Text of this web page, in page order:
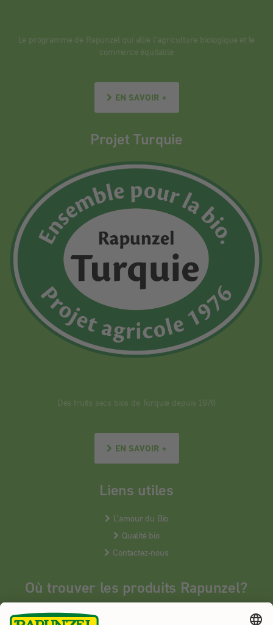
Le programme de Rapunzel qui allie l’agriculture biologique et le
commerce équitable
EN SAVOIR +
Projet Turquie
Des fruits secs bios de Turquie depuis 1976
EN SAVOIR +
Liens utiles
L’amour du Bio
Qualité bio
Contactez-nous
Où trouver les produits Rapunzel?
Les produits Rapunzel sont vendus en France uniquement dans les